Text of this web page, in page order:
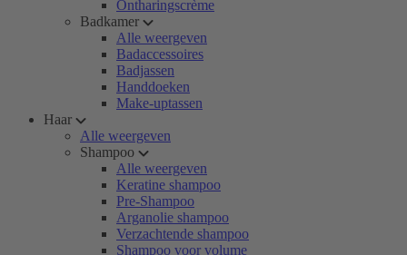
Ontharingscrème
Badkamer
Alle weergeven
Badaccessoires
Badjassen
Handdoeken
Make-uptassen
Haar
Alle weergeven
Shampoo
Alle weergeven
Keratine shampoo
Pre-Shampoo
Arganolie shampoo
Verzachtende shampoo
Shampoo voor volume